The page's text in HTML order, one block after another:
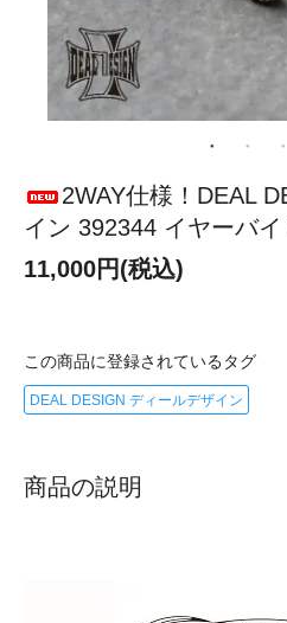
2WAY仕様！DEAL
イン 392344 イヤーバ
11,000円(税込)
この商品に登録されているタグ
DEAL DESIGN ディールデザイン
商品の説明